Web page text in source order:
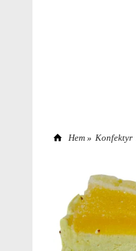
Hem » Konfektyr